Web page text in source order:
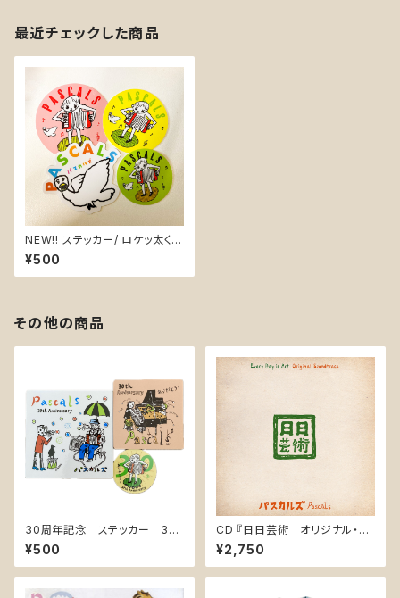
最近チェックした商品
NEW!! ステッカー/ ロケッ太くん
とヘンな鳥 計４枚 送料無
料！
¥500
その他の商品
30周年記念 ステッカー 3枚
組
¥500
CD 『日日芸術 オリジナル・サ
ウンドトラック / Every Day i
s Art Original Soundtrack』
PASK-0010
¥2,750